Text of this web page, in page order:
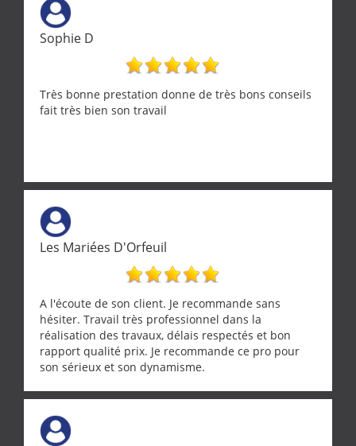
Sophie D
Très bonne prestation donne de très bons conseils
fait très bien son travail
Les Mariées D'Orfeuil
A l'écoute de son client. Je recommande sans
hésiter. Travail très professionnel dans la
réalisation des travaux, délais respectés et bon
rapport qualité prix. Je recommande ce pro pour
son sérieux et son dynamisme.